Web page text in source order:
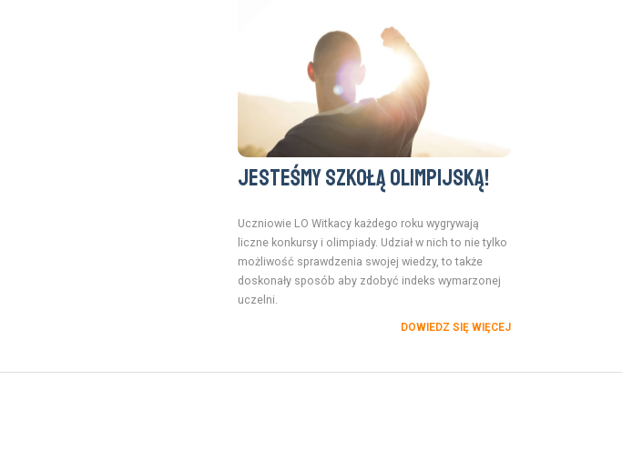
Jesteśmy szkołą olimpijską!
Uczniowie LO Witkacy każdego roku wygrywają
liczne konkursy i olimpiady. Udział w nich to nie tylko
możliwość sprawdzenia swojej wiedzy, to także
doskonały sposób aby zdobyć indeks wymarzonej
uczelni.
DOWIEDZ SIĘ WIĘCEJ